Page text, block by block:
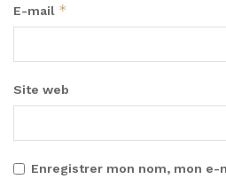
E-mail *
Site web
Enregistrer mon nom, mon e-